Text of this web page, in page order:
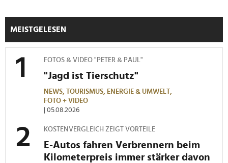
MEISTGELESEN
FOTOS & VIDEO "PETER & PAUL"
"Jagd ist Tierschutz"
NEWS, TOURISMUS,
ENERGIE & UMWELT,
FOTO + VIDEO
| 05.08.2026
KOSTENVERGLEICH ZEIGT VORTEILE
E-Autos fahren Verbrennern beim
Kilometerpreis immer stärker davon